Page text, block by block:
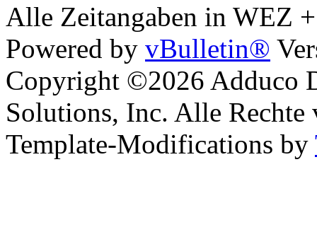
Alle Zeitangaben in WEZ
Powered by vBulletin®
Copyright ©2026 Adduco
Solutions, Inc. Alle Rechte
Template-Modifications by